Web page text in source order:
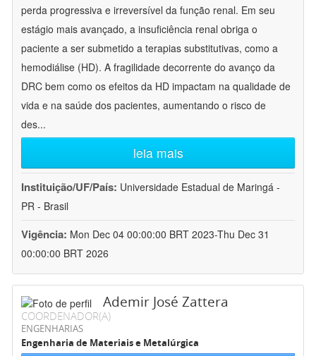
perda progressiva e irreversível da função renal. Em seu
estágio mais avançado, a insuficiência renal obriga o
paciente a ser submetido a terapias substitutivas, como a
hemodiálise (HD). A fragilidade decorrente do avanço da
DRC bem como os efeitos da HD impactam na qualidade de
vida e na saúde dos pacientes, aumentando o risco de
des...
leia mais
Instituição/UF/País: Universidade Estadual de Maringá -
PR - Brasil
Vigência: Mon Dec 04 00:00:00 BRT 2023-Thu Dec 31
00:00:00 BRT 2026
Ademir José Zattera
COORDENADOR(A)
ENGENHARIAS
Engenharia de Materiais e Metalúrgica